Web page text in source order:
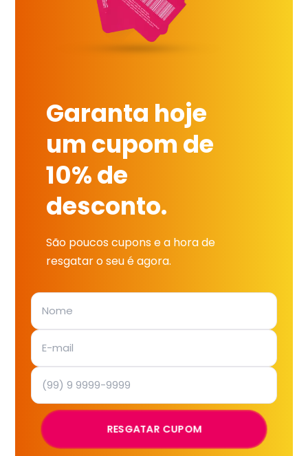
Garanta hoje
um cupom de
10% de
desconto.
São poucos cupons e a hora de
resgatar o seu é agora.
RESGATAR CUPOM